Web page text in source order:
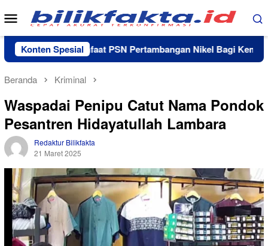
Loncat
ke
konten
Menu
Mobile
Konten Spesial
Manfaat PSN Pertambangan Nikel Bagi Kemajuan
Beranda Kriminal
Waspadai Penipu Catut Nama Pondok
Pesantren Hidayatullah Lambara
Redaktur Bilikfakta
21 Maret 2025